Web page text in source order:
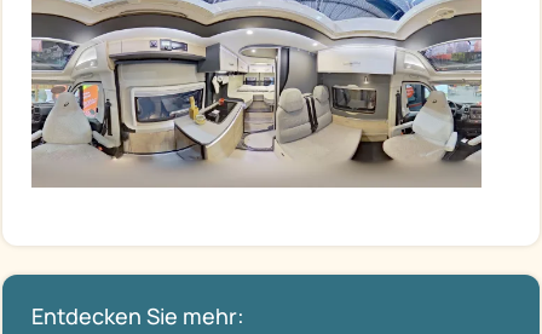
Entdecken Sie mehr: